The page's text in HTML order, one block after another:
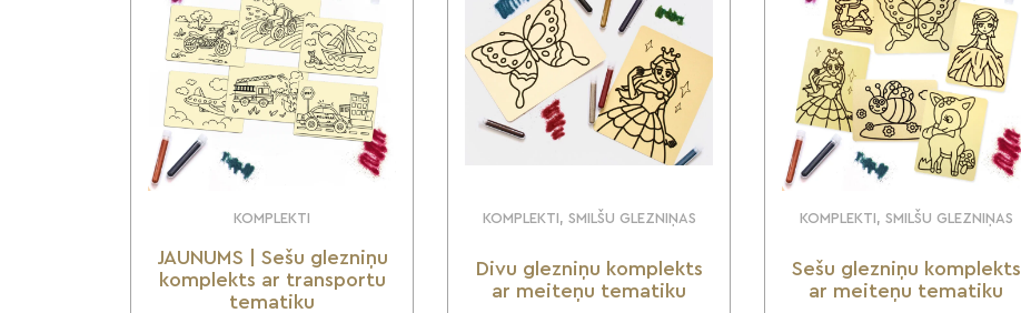
KOMPLEKTI
JAUNUMS | Sešu glezniņu
komplekts ar transportu
tematiku
KOMPLEKTI, SMILŠU GLEZNIŅAS
Divu glezniņu komplekts
ar meiteņu tematiku
KOMPLEKTI, SMILŠU GLEZNIŅAS
Sešu glezniņu komplekts
ar meiteņu tematiku